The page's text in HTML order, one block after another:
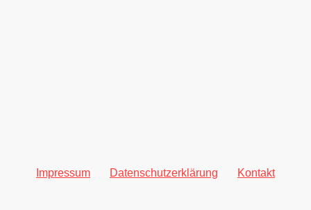
Impressum
Datenschutzerklärung Kontakt